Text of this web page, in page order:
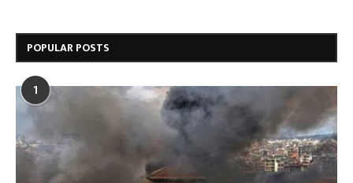
POPULAR POSTS
1